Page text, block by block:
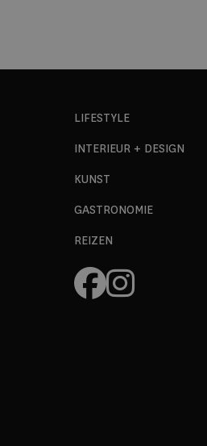
LIFESTYLE
INTERIEUR + DESIGN
KUNST
GASTRONOMIE
REIZEN